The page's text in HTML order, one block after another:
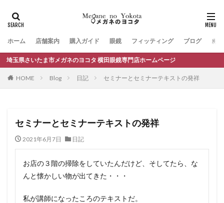
ホーム 店舗案内 購入ガイド 眼鏡 フィッティング ブログ お
県さいたま市メガネのヨコタ 横田眼鏡専門店ホームページ
HOME Blog 日記 セミナーとセミナーテキストの発祥
セミナーとセミナーテキストの発祥
2021年6月7日 日記
お店の３階の掃除をしていたんだけど、そしてたら、な
んと懐かしい物が出てきた・・・
私が講師になったころのテキストだ。